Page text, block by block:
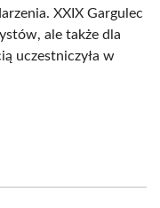
XXIX Gargulec
ale także dla
uczestniczyła w